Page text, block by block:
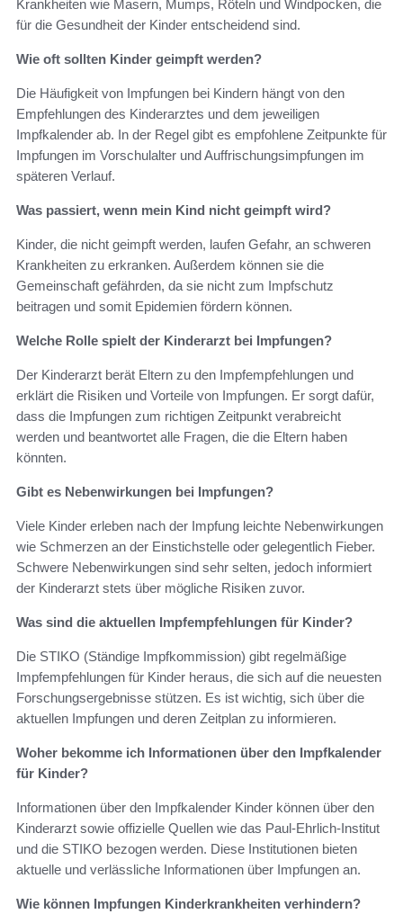
Krankheiten wie Masern, Mumps, Röteln und Windpocken, die
für die Gesundheit der Kinder entscheidend sind.
Wie oft sollten Kinder geimpft werden?
Die Häufigkeit von Impfungen bei Kindern hängt von den
Empfehlungen des Kinderarztes und dem jeweiligen
Impfkalender ab. In der Regel gibt es empfohlene Zeitpunkte für
Impfungen im Vorschulalter und Auffrischungsimpfungen im
späteren Verlauf.
Was passiert, wenn mein Kind nicht geimpft wird?
Kinder, die nicht geimpft werden, laufen Gefahr, an schweren
Krankheiten zu erkranken. Außerdem können sie die
Gemeinschaft gefährden, da sie nicht zum Impfschutz
beitragen und somit Epidemien fördern können.
Welche Rolle spielt der Kinderarzt bei Impfungen?
Der Kinderarzt berät Eltern zu den Impfempfehlungen und
erklärt die Risiken und Vorteile von Impfungen. Er sorgt dafür,
dass die Impfungen zum richtigen Zeitpunkt verabreicht
werden und beantwortet alle Fragen, die die Eltern haben
könnten.
Gibt es Nebenwirkungen bei Impfungen?
Viele Kinder erleben nach der Impfung leichte Nebenwirkungen
wie Schmerzen an der Einstichstelle oder gelegentlich Fieber.
Schwere Nebenwirkungen sind sehr selten, jedoch informiert
der Kinderarzt stets über mögliche Risiken zuvor.
Was sind die aktuellen Impfempfehlungen für Kinder?
Die STIKO (Ständige Impfkommission) gibt regelmäßige
Impfempfehlungen für Kinder heraus, die sich auf die neuesten
Forschungsergebnisse stützen. Es ist wichtig, sich über die
aktuellen Impfungen und deren Zeitplan zu informieren.
Woher bekomme ich Informationen über den Impfkalender
für Kinder?
Informationen über den Impfkalender Kinder können über den
Kinderarzt sowie offizielle Quellen wie das Paul-Ehrlich-Institut
und die STIKO bezogen werden. Diese Institutionen bieten
aktuelle und verlässliche Informationen über Impfungen an.
Wie können Impfungen Kinderkrankheiten verhindern?